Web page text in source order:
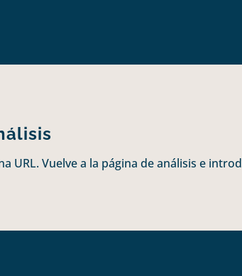
URL. Vuelve a la página de análisis e